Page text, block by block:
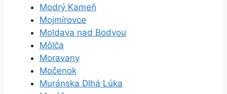
Modrý Kameň
Mojmírovce
Moldava nad Bodvou
Môlča
Moravany
Močenok
Muránska Dlhá Lúka